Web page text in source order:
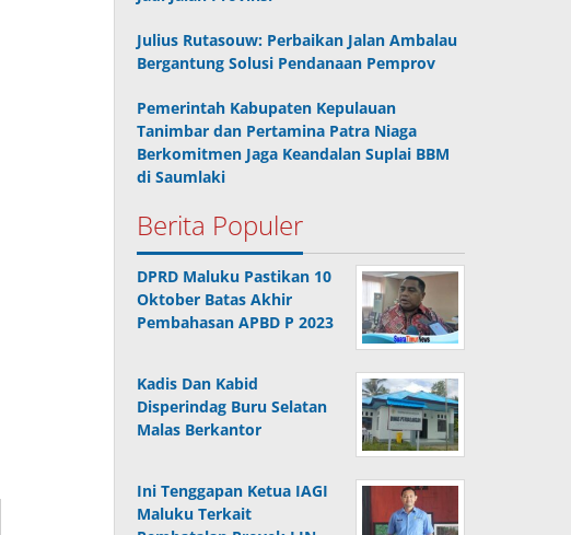
Julius Rutasouw: Perbaikan Jalan Ambalau
Bergantung Solusi Pendanaan Pemprov
Pemerintah Kabupaten Kepulauan
Tanimbar dan Pertamina Patra Niaga
Berkomitmen Jaga Keandalan Suplai BBM
di Saumlaki
Berita Populer
DPRD Maluku Pastikan 10
Oktober Batas Akhir
Pembahasan APBD P 2023
Kadis Dan Kabid
Disperindag Buru Selatan
Malas Berkantor
Ini Tenggapan Ketua IAGI
Maluku Terkait